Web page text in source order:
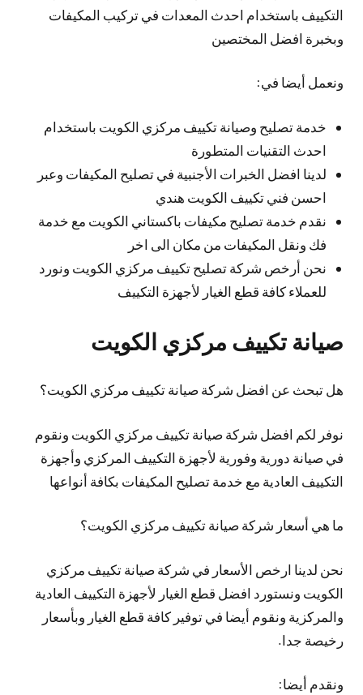
التكييف باستخدام احدث المعدات في تركيب المكيفات
وبخبرة افضل المختصين
ونعمل أيضا في:
خدمة تصليح وصيانة تكييف مركزي الكويت باستخدام
احدث التقنيات المتطورة
لدينا افضل الخبرات الأجنبية في تصليح المكيفات وعبر
احسن فني تكييف الكويت هندي
نقدم خدمة تصليح مكيفات باكستاني الكويت مع خدمة
فك ونقل المكيفات من مكان الى اخر
نحن أرخص شركة تصليح تكييف مركزي الكويت ونورد
للعملاء كافة قطع الغيار لأجهزة التكييف
صيانة تكييف مركزي الكويت
هل تبحث عن افضل شركة صيانة تكييف مركزي الكويت؟
نوفر لكم افضل شركة صيانة تكييف مركزي الكويت ونقوم
في صيانة دورية وفورية لأجهزة التكييف المركزي وأجهزة
التكييف العادية مع خدمة تصليح المكيفات بكافة أنواعها
ما هي أسعار شركة صيانة تكييف مركزي الكويت؟
نحن لدينا ارخص الأسعار في شركة صيانة تكييف مركزي
الكويت ونستورد افضل قطع الغيار لأجهزة التكييف العادية
والمركزية ونقوم أيضا في توفير كافة قطع الغيار وبأسعار
رخيصة جدا.
ونقدم أيضا: